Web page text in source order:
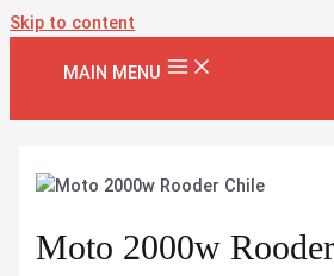
Skip to content
MAIN MENU
Moto 2000w